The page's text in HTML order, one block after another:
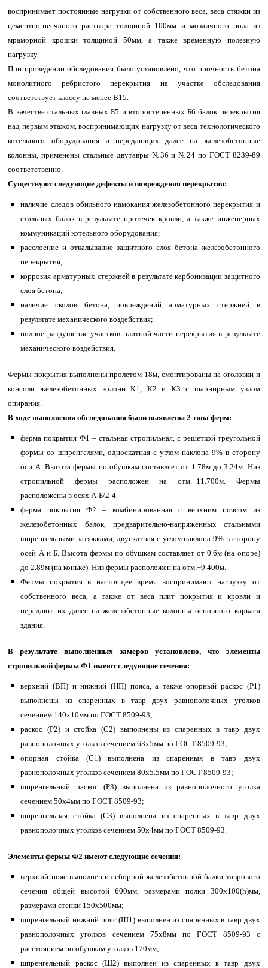
воспринимает постоянные нагрузки от собственного веса, веса стяжки из
цементно-песчаного раствора толщиной 100мм и мозаичного пола из
мраморной крошки толщиной 50мм, а также временную полезную
нагрузку.
При проведении обследования было установлено, что прочность бетона
монолитного ребристого перекрытия на участке обследования
соответствует классу не менее В15.
В качестве стальных главных Б5 и второстепенных Б6 балок перекрытия
над первым этажом, воспринимающих нагрузку от веса технологического
котельного оборудования и передающих далее на железобетонные
колонны, применены стальные двутавры №36 и №24 по ГОСТ 8239-89
соответственно.
Существуют следующие дефекты и повреждения перекрытия:
наличие следов обильного намокания железобетонного перекрытия и
стальных балок в результате протечек кровли, а также инженерных
коммуникаций котельного оборудования;
расслоение и откалывание защитного слоя бетона железобетонного
перекрытия;
коррозия арматурных стержней в результате карбонизации защитного
слоя бетона;
наличие сколов бетона, повреждений арматурных стержней в
результате механического воздействия;
полное разрушение участков плитной части перекрытия в результате
механического воздействия.
Фермы покрытия выполнены пролетом 18м, смонтированы на оголовки и
консоли железобетонных колонн К1, К2 и К3 с шарнирным узлом
опирания.
В ходе выполнения обследования были выявлены 2 типа ферм:
ферма покрытия Ф1 – стальная стропильная, с решеткой треугольной
формы со шпренгелями, односкатная с углом наклона 9% в сторону
оси А. Высота фермы по обушкам составляет от 1.78м до 3.24м. Низ
стропильной фермы расположен на отм.+11.700м. Фермы
расположены в осях А-Б/2-4.
ферма покрытия Ф2 – комбинированная с верхним поясом из
железобетонных балок, предварительно-напряженных стальными
шпренгельными затяжками, двускатная с углом наклона 9% в сторону
осей А и Б. Высота фермы по обушкам составляет от 0.6м (на опоре)
до 2.89м (на коньке). Низ фермы расположен на отм.+9.400м.
Фермы покрытия в настоящее время воспринимают нагрузку от
собственного веса, а также от веса плит покрытия и кровли и
передают их далее на железобетонные колонны основного каркаса
здания.
В результате выполненных замеров установлено, что элементы
стропильной фермы Ф1 имеют следующие сечения:
верхний (ВП) и нижний (НП) пояса, а также опорный раскос (Р1)
выполнены из спаренных в тавр двух равнополочных уголков
сечением 140х10мм по ГОСТ 8509-93;
раскос (Р2) и стойка (С2) выполнены из спаренных в тавр двух
равнополочных уголков сечением 63х5мм по ГОСТ 8509-93;
опорная стойка (С1) выполнена из спаренных в тавр двух
равнополочных уголков сечением 80х5.5мм по ГОСТ 8509-93;
шпренгельный раскос (Р3) выполнена из равнополочного уголка
сечением 50х4мм по ГОСТ 8509-93;
шпренгельная стойка (С3) выполнена из спаренных в тавр двух
равнополочных уголков сечением 50х4мм по ГОСТ 8509-93.
Элементы фермы Ф2 имеют следующие сечения:
верхний пояс выполнен из сборной железобетонной балки таврового
сечения общей высотой 600мм, размерами полки 300х100(h)мм,
размерами стенки 150х500мм;
шпренгельный нижний пояс (Ш1) выполнен из спаренных в тавр двух
равнополочных уголков сечением 75х8мм по ГОСТ 8509-93 с
расстоянием по обушкам уголков 170мм;
шпренгельный раскос (Ш2) выполнен из спаренных в тавр двух